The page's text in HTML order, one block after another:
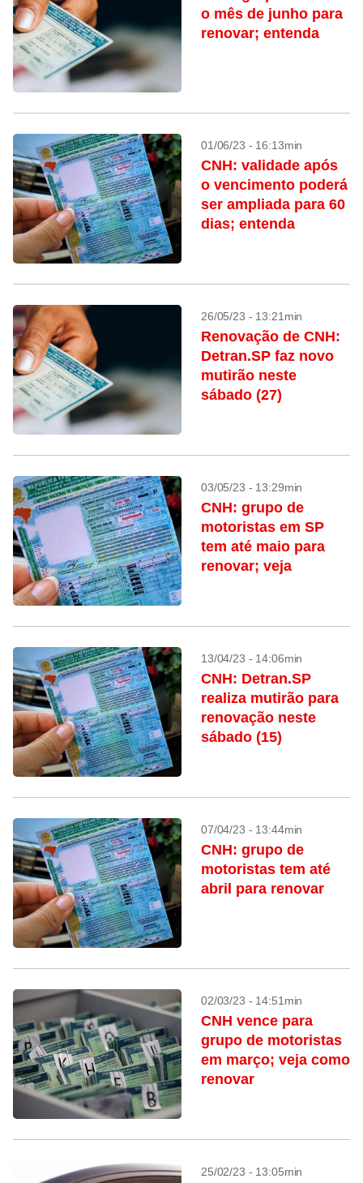
o mês de junho para
renovar; entenda
01/06/23 - 16:13min
CNH: validade após
o vencimento poderá
ser ampliada para 60
dias; entenda
26/05/23 - 13:21min
Renovação de CNH:
Detran.SP faz novo
mutirão neste
sábado (27)
03/05/23 - 13:29min
CNH: grupo de
motoristas em SP
tem até maio para
renovar; veja
13/04/23 - 14:06min
CNH: Detran.SP
realiza mutirão para
renovação neste
sábado (15)
07/04/23 - 13:44min
CNH: grupo de
motoristas tem até
abril para renovar
02/03/23 - 14:51min
CNH vence para
grupo de motoristas
em março; veja como
renovar
25/02/23 - 13:05min